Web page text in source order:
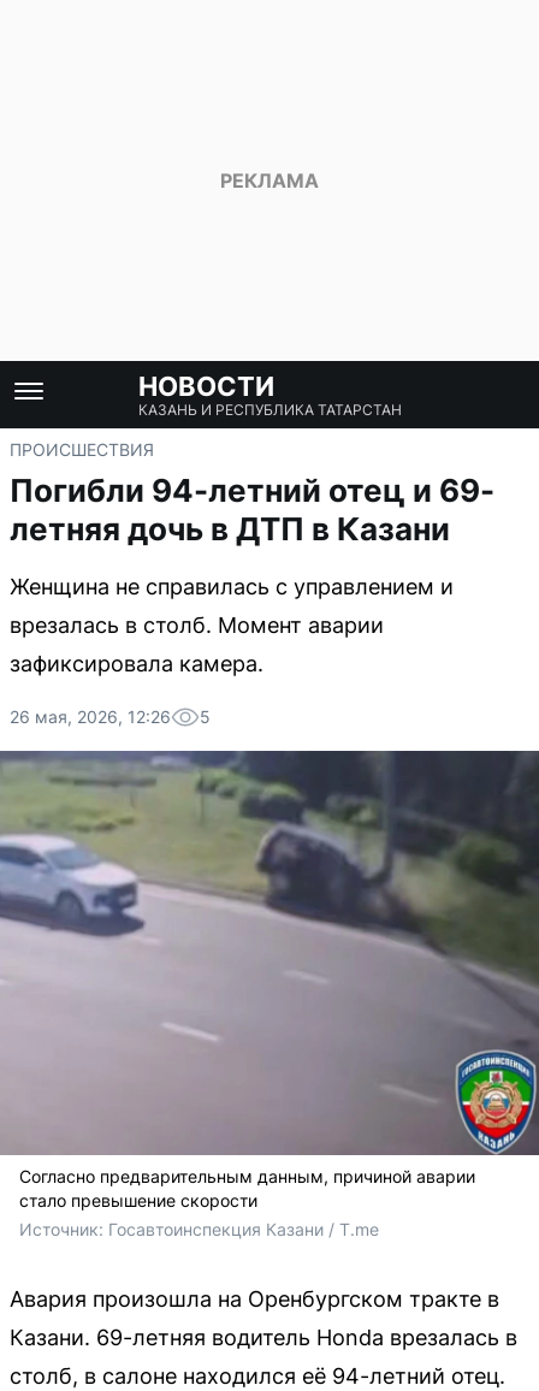
НОВОСТИ
КАЗАНЬ И РЕСПУБЛИКА ТАТАРСТАН
ПРОИСШЕСТВИЯ
Погибли 94-летний отец и 69-
летняя дочь в ДТП в Казани
Женщина не справилась с управлением и
врезалась в столб. Момент аварии
зафиксировала камера.
26 мая, 2026, 12:26 5
Согласно предварительным данным, причиной аварии
стало превышение скорости
Источник: Госавтоинспекция Казани / T.me
Авария произошла на Оренбургском тракте в
Казани. 69-летняя водитель Honda врезалась в
столб, в салоне находился её 94-летний отец.